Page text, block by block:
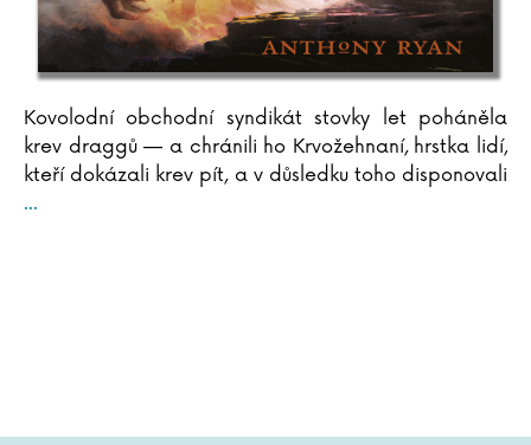
Kovolodní obchodní syndikát stovky let poháněla
krev draggů — a chránili ho Krvožehnaní, hrstka lidí,
kteří dokázali krev pít, a v důsledku toho disponovali
...